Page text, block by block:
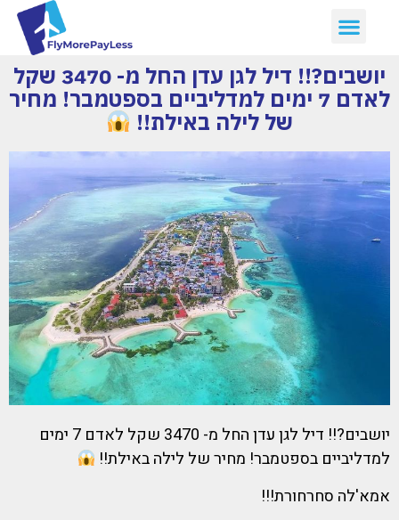
יושבים?!! דיל לגן עדן החל מ- 3470 שקל
לאדם 7 ימים למדליביים בספטמבר! מחיר
של לילה באילת!!
יושבים?!! דיל לגן עדן החל מ- 3470 שקל לאדם 7 ימים
למדליביים בספטמבר! מחיר של לילה באילת!!
אמא'לה סחרחורת!!!